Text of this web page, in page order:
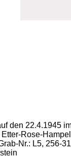
den 22.4.1945
Rose-
Nr.: L5, 256-